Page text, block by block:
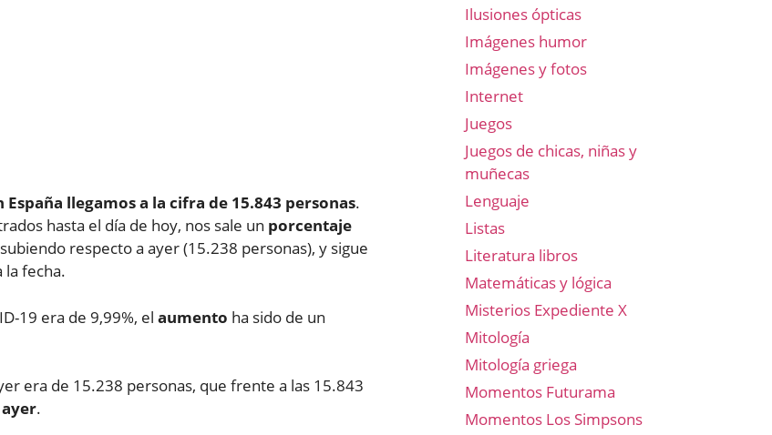
llegamos a la cifra de 15.843 personas.
hasta el día de hoy, nos sale un porcentaje
respecto a ayer (15.238 personas), y sigue
la fecha.
19 era de 9,99%, el aumento ha sido de un
era de 15.238 personas, que frente a las 15.843
.
Ilusiones ópticas
Imágenes humor
Imágenes y fotos
Internet
Juegos
Juegos de chicas, niñas y
muñecas
Lenguaje
Listas
Literatura libros
Matemáticas y lógica
Misterios Expediente X
Mitología
Mitología griega
Momentos Futurama
Momentos Los Simpsons